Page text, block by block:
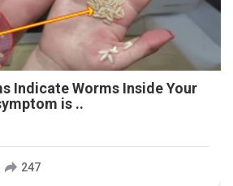
Indicate Worms Inside Your
is ..
247